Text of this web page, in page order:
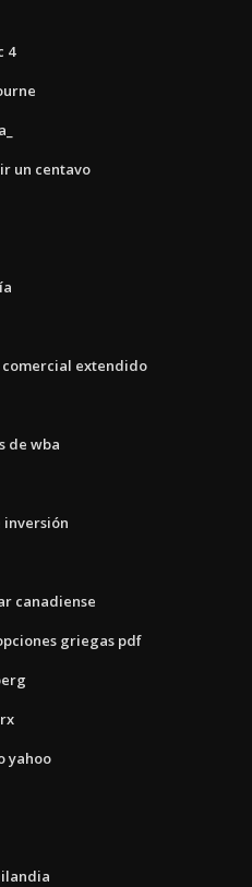
4
un centavo
extendido
de wba
inversión
canadiense
griegas pdf
yahoo